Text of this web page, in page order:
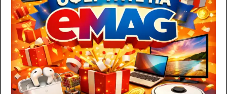
RazgadaiMi.com>Съновник – тълкуване на сънища>
Партньорство